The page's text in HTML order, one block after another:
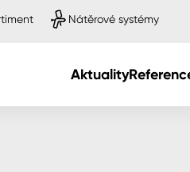
Nátěrové systémy
Aktuality